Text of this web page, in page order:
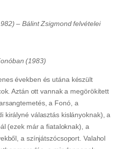
– Bálint Zsigmond felvételei
(1983)
években és utána készült
Aztán ott vannak a megörökített
a Fonó, a
királyné választás kislányoknak), a
(ezek már a fiataloknak), a
a színjátszócsoport. Valahol